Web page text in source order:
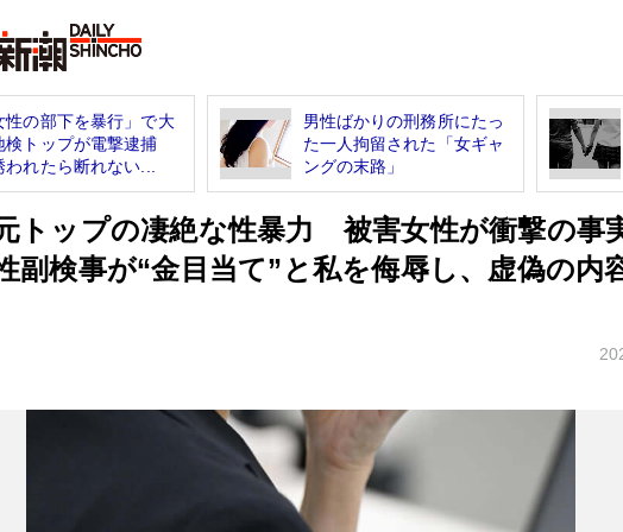
性の部下を暴行」で大
検トップが電撃逮捕
われたら断れない...
男性ばかりの刑務所にたっ
た一人拘留された「女ギャ
ングの末路」
トップの凄絶な性暴力 被害女性が衝撃の事
検事が“金目当て”と私を侮辱し、虚偽の内